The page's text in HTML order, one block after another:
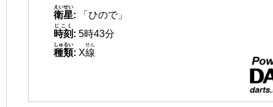
衛星
えいせい
:
「ひので」
時刻
じこく
: 5時43分
種類
しゅるい
: X線
せん